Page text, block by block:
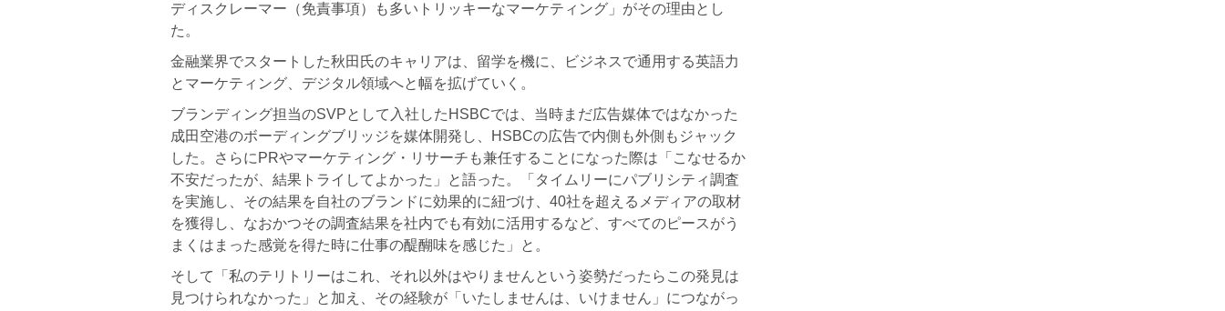
ディスクレーマー（免責事項）も多いトリッキーなマーケティング」がその理由とし
た。
金融業界でスタートした秋田氏のキャリアは、留学を機に、ビジネスで通用する英語力
とマーケティング、デジタル領域へと幅を拡げていく。
ブランディング担当のSVPとして入社したHSBCでは、当時まだ広告媒体ではなかった
成田空港のボーディングブリッジを媒体開発し、HSBCの広告で内側も外側もジャック
した。さらにPRやマーケティング・リサーチも兼任することになった際は「こなせるか
不安だったが、結果トライしてよかった」と語った。「タイムリーにパブリシティ調査
を実施し、その結果を自社のブランドに効果的に紐づけ、40社を超えるメディアの取材
を獲得し、なおかつその調査結果を社内でも有効に活用するなど、すべてのピースがう
まくはまった感覚を得た時に仕事の醍醐味を感じた」と。
そして「私のテリトリーはこれ、それ以外はやりませんという姿勢だったらこの発見は
見つけられなかった」と加え、その経験が「いたしませんは、いけません」につながっ